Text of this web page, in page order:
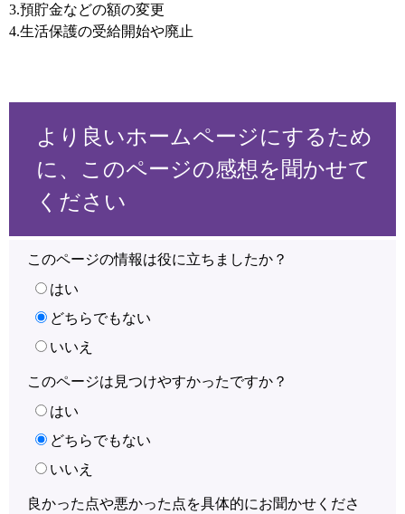
3.預貯金などの額の変更
4.生活保護の受給開始や廃止
より良いホームページにするため
に、このページの感想を聞かせて
ください
このページの情報は役に立ちましたか？
はい
どちらでもない
いいえ
このページは見つけやすかったですか？
はい
どちらでもない
いいえ
良かった点や悪かった点を具体的にお聞かせくださ